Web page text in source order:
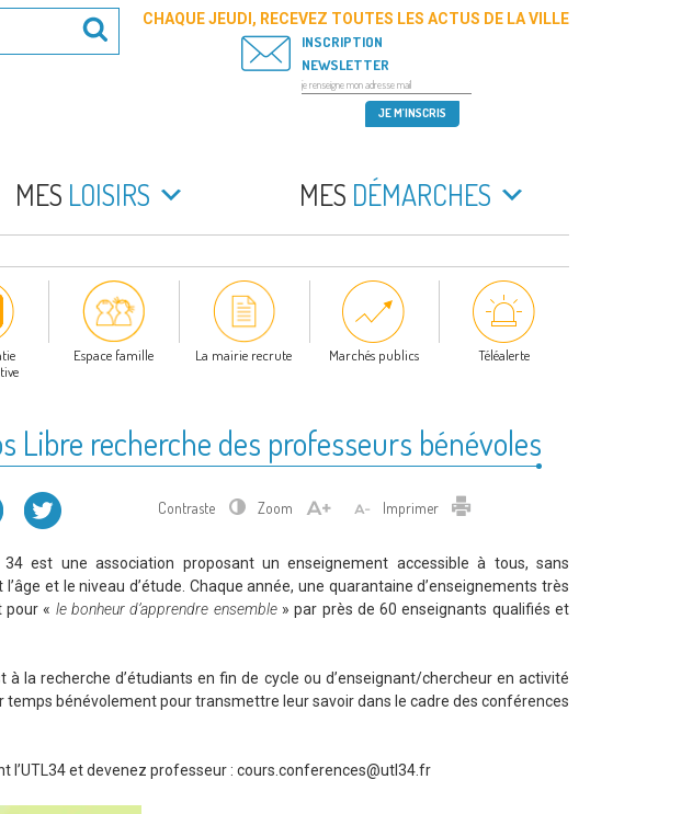
Recherche
CHAQUE JEUDI, RECEVEZ TOUTES LES ACTUS DE LA VILLE
INSCRIPTION
NEWSLETTER
MES LOISIRS MES DÉMARCHES
Espace famille La mairie recrute Marchés publics Téléalerte
Libre recherche des professeurs bénévoles
Twitter Contraste Zoom Imprimer Imprimer
34 est une association proposant un enseignement accessible à tous, sans
et le niveau d’étude. Chaque année, une quarantaine d’enseignements très
pour « le bonheur d’apprendre ensemble» par près de 60 enseignants qualifiés et
à la recherche d’étudiants en fin de cycle ou d’enseignant/chercheur en activité
temps bénévolement pour transmettre leur savoir dans le cadre des conférences
l’UTL34 et devenez professeur : cours.conferences@utl34.fr